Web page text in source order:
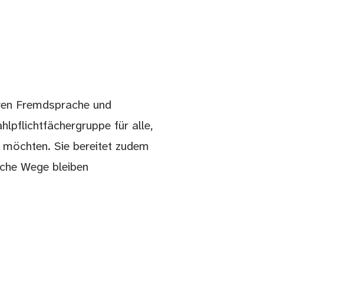
Fremdsprache und
für alle,
Sie bereitet zudem
Wege bleiben